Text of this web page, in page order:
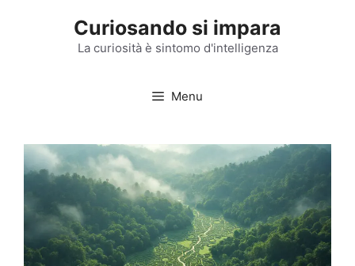
Curiosando si impara
La curiosità è sintomo d'intelligenza
Menu